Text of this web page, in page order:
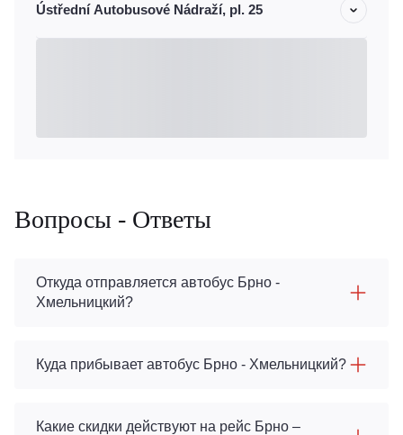
Ústřední Autobusové Nádraží, pl. 25
Вопросы - Ответы
Откуда отправляется автобус Брно -
Хмельницкий?
Куда прибывает автобус Брно - Хмельницкий?
Какие скидки действуют на рейс Брно –